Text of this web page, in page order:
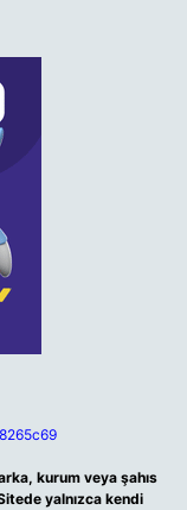
kurum veya şahıs
yalnızca kendi